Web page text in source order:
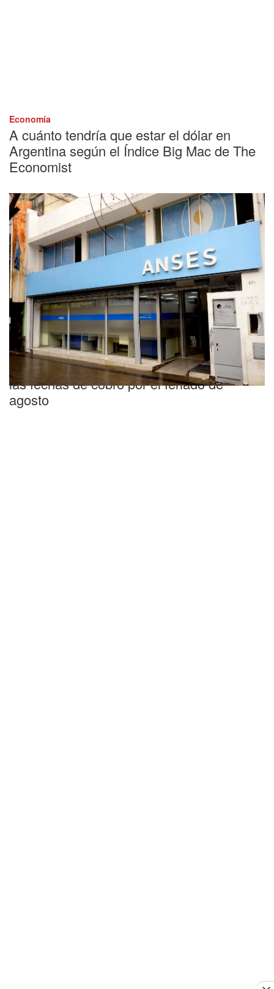
Economía
A cuánto tendría que estar el dólar en
Argentina según el Índice Big Mac de The
Economist
Importante
Calendario de ANSES: cómo se modifican
las fechas de cobro por el feriado de
agosto